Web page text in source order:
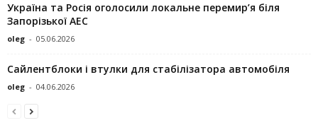
Україна та Росія оголосили локальне перемир’я біля
Запорізької АЕС
oleg - 05.06.2026
Сайлентблоки і втулки для стабілізатора автомобіля
oleg - 04.06.2026